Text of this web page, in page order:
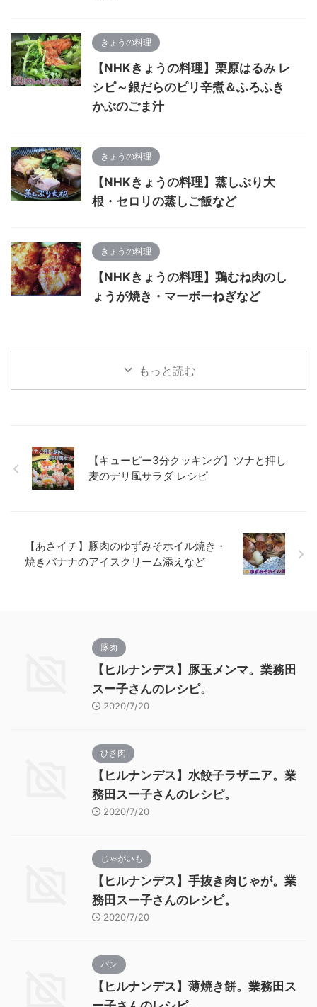
きょうの料理
【NHKきょうの料理】栗原はるみ レ
シピ～銀だらのピリ辛煮＆ふろふき
かぶのごま汁
きょうの料理
【NHKきょうの料理】蒸しぶり大
根・セロリの蒸しご飯など
きょうの料理
【NHKきょうの料理】鶏むね肉のし
ょうが焼き・マーボーねぎなど
もっと読む
【キューピー3分クッキング】ツナと押し
麦のデリ風サラダ レシピ
【あさイチ】豚肉のゆずみそホイル焼き・
焼きバナナのアイスクリーム添えなど
豚肉
【ヒルナンデス】豚玉メンマ。業務田
スー子さんのレシピ。
2020/7/20
ひき肉
【ヒルナンデス】水餃子ラザニア。業
務田スー子さんのレシピ。
2020/7/20
じゃがいも
【ヒルナンデス】手抜き肉じゃが。業
務田スー子さんのレシピ。
2020/7/20
パン
【ヒルナンデス】薄焼き餅。業務田ス